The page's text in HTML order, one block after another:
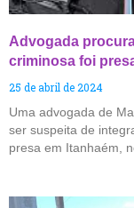
Advogada
criminosa foi
25 de abril de 2024
Uma advogada de
ser suspeita de
presa em Itanhaém,